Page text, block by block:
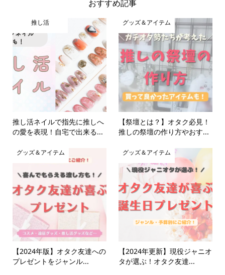
おすすめ記事
推し活
推し活ネイルで指先に推しへ
の愛を表現！自宅で出来る...
グッズ＆アイテム
【祭壇とは？】オタク必見！
推しの祭壇の作り方やおす...
グッズ＆アイテム
【2024年版】オタク友達への
プレゼントをジャンル...
グッズ＆アイテム
【2024年更新】現役ジャニオ
タが選ぶ！オタク友達...